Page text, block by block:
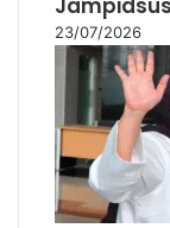
Ketua
22/07/2026
Show More